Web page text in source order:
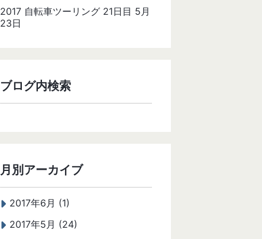
2017 自転車ツーリング 21日目 5月
23日
ブログ内検索
月別アーカイブ
2017年6月 (1)
2017年5月 (24)